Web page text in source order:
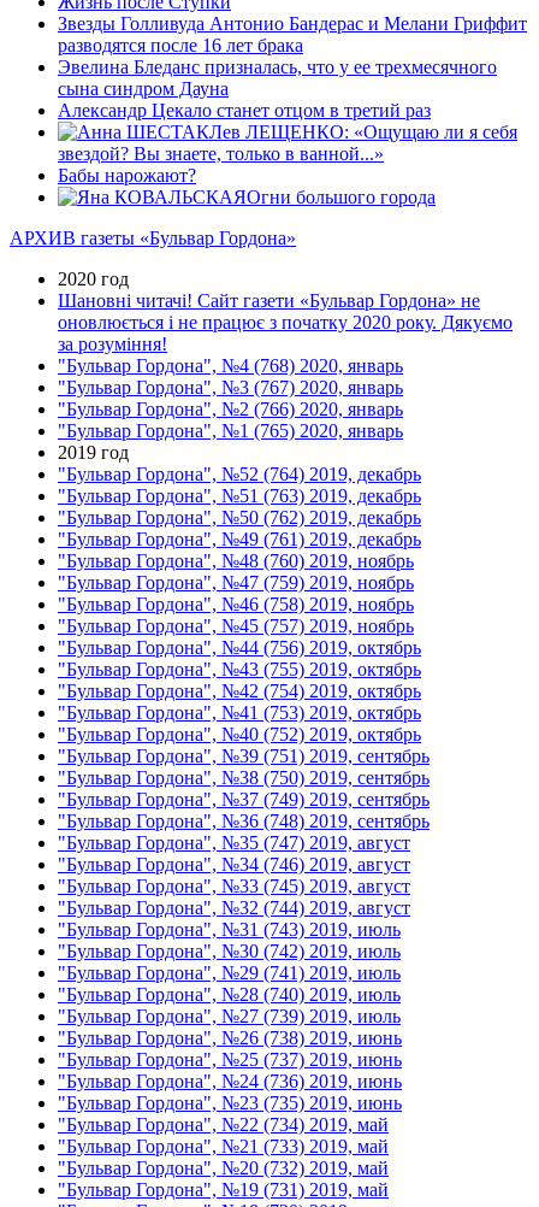
Звезды Голливуда Антонио Бандерас и Мелани Гриффит
разводятся после 16 лет брака
Эвелина Бледанс призналась, что у ее трехмесячного
сына синдром Дауна
Александр Цекало станет отцом в третий раз
Лев ЛЕЩЕНКО: «Ощущаю ли я себя
звездой? Вы знаете, только в ванной...»
Бабы нарожают?
Огни большого города
АРХИВ газеты «Бульвар Гордона»
2020 год
Шановні читачі! Сайт газети «Бульвар Гордона» не
оновлюється і не працює з початку 2020 року. Дякуємо
за розуміння!
"Бульвар Гордона", №4 (768) 2020, январь
"Бульвар Гордона", №3 (767) 2020, январь
"Бульвар Гордона", №2 (766) 2020, январь
"Бульвар Гордона", №1 (765) 2020, январь
2019 год
"Бульвар Гордона", №52 (764) 2019, декабрь
"Бульвар Гордона", №51 (763) 2019, декабрь
"Бульвар Гордона", №50 (762) 2019, декабрь
"Бульвар Гордона", №49 (761) 2019, декабрь
"Бульвар Гордона", №48 (760) 2019, ноябрь
"Бульвар Гордона", №47 (759) 2019, ноябрь
"Бульвар Гордона", №46 (758) 2019, ноябрь
"Бульвар Гордона", №45 (757) 2019, ноябрь
"Бульвар Гордона", №44 (756) 2019, октябрь
"Бульвар Гордона", №43 (755) 2019, октябрь
"Бульвар Гордона", №42 (754) 2019, октябрь
"Бульвар Гордона", №41 (753) 2019, октябрь
"Бульвар Гордона", №40 (752) 2019, октябрь
"Бульвар Гордона", №39 (751) 2019, сентябрь
"Бульвар Гордона", №38 (750) 2019, сентябрь
"Бульвар Гордона", №37 (749) 2019, сентябрь
"Бульвар Гордона", №36 (748) 2019, сентябрь
"Бульвар Гордона", №35 (747) 2019, август
"Бульвар Гордона", №34 (746) 2019, август
"Бульвар Гордона", №33 (745) 2019, август
"Бульвар Гордона", №32 (744) 2019, август
"Бульвар Гордона", №31 (743) 2019, июль
"Бульвар Гордона", №30 (742) 2019, июль
"Бульвар Гордона", №29 (741) 2019, июль
"Бульвар Гордона", №28 (740) 2019, июль
"Бульвар Гордона", №27 (739) 2019, июль
"Бульвар Гордона", №26 (738) 2019, июнь
"Бульвар Гордона", №25 (737) 2019, июнь
"Бульвар Гордона", №24 (736) 2019, июнь
"Бульвар Гордона", №23 (735) 2019, июнь
"Бульвар Гордона", №22 (734) 2019, май
"Бульвар Гордона", №21 (733) 2019, май
"Бульвар Гордона", №20 (732) 2019, май
"Бульвар Гордона", №19 (731) 2019, май